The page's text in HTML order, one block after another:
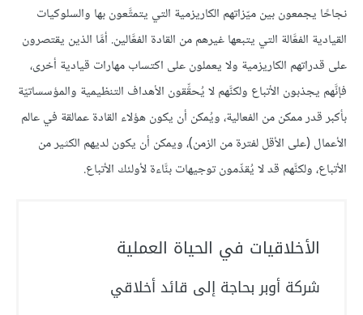
نجاحًا يجمعون بين ميّزاتهم الكاريزمية التي يتمتَّعون بها والسلوكيات
القيادية الفعَّالة التي يتبعها غيرهم من القادة الفعَّالين. أمَّا الذين يقتصرون
على قدراتهم الكاريزمية ولا يعملون على اكتساب مهارات قيادية أخرى،
فإنَّهم يجذبون الأتباع ولكنَّهم لا يُحقِّقون الأهداف التنظيمية والمؤسساتيّة
بأكبر قدر ممكن من الفعالية، ويُمكن أن يكون هؤلاء القادة عمالقة في عالم
الأعمال (على الأقل لفترة من الزمن)، ويمكن أن يكون لديهم الكثير من
الأتباع، ولكنَّهم قد لا يُقدِّمون توجيهات بنَّاءة لأولئك الأتباع.
الأخلاقيات في الحياة العملية
شركة أوبر بحاجة إلى قائد أخلاقي